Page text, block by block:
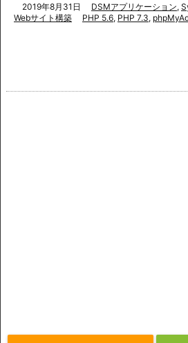
2019年8月31日 DSMアプリケーション,
Webサイト構築
PHP 5.6, PHP 7.3,